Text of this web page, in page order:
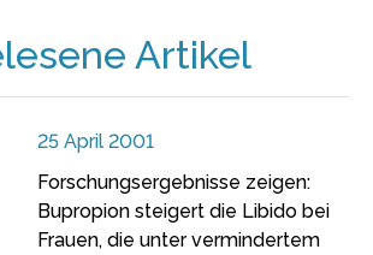
Artikel
25 April 2001
Forschungsergebnisse zeigen:
Bupropion steigert die Libido bei
Frauen, die unter vermindertem